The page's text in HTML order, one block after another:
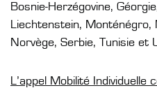
Bosnie-Herzégovine,
Liechtenstein, Monténégro,
Norvège, Serbie, Tunisie et
L’appel Mobilité Individuelle